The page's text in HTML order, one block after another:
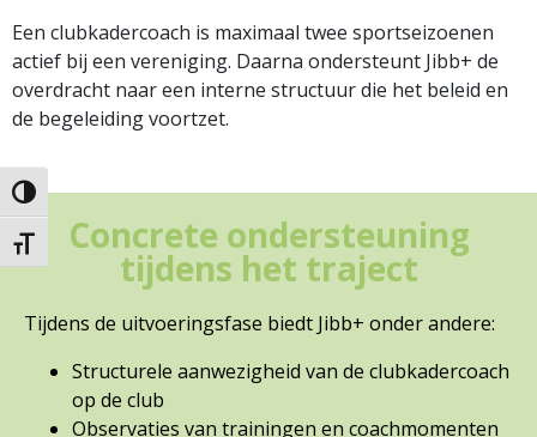
Keuze voor hoog contrast
Kies grootte van het lettertype
Een clubkadercoach is maximaal twee sportseizoenen
actief bij een vereniging. Daarna ondersteunt Jibb+ de
overdracht naar een interne structuur die het beleid en
de begeleiding voortzet.
Concrete ondersteuning
tijdens het traject
Tijdens de uitvoeringsfase biedt Jibb+ onder andere:
Structurele aanwezigheid van de clubkadercoach
op de club
Observaties van trainingen en coachmomenten